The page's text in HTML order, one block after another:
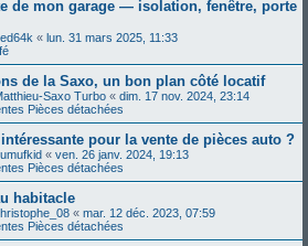
de mon garage — isolation, fenêtre, porte
« lun. 31 mars 2025, 11:33
de la Saxo, un bon plan côté locatif
Saxo Turbo « dim. 17 nov. 2024, 23:14
Pièces détachées
pour la vente de pièces auto ?
« ven. 26 janv. 2024, 19:13
Pièces détachées
habitacle
« mar. 12 déc. 2023, 07:59
Pièces détachées